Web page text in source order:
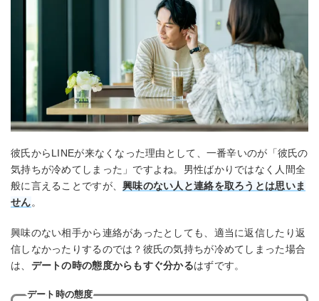
彼氏からLINEが来なくなった理由として、一番辛いのが「彼氏の
気持ちが冷めてしまった」ですよね。男性ばかりではなく人間全
般に言えることですが、興味のない人と連絡を取ろうとは思いま
せん。
興味のない相手から連絡があったとしても、適当に返信したり返
信しなかったりするのでは？彼氏の気持ちが冷めてしまった場合
は、 デートの時の態度からもすぐ分かるはずです。
デート時の態度